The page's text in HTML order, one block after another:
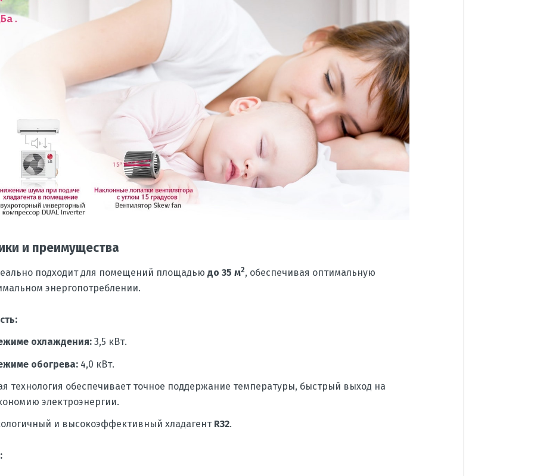
и преимущества
подходит для помещений площадью до 35 м2, обеспечивая оптимальную
энергопотреблении.
охлаждения: 3,5 кВт.
обогрева: 4,0 кВт.
технология обеспечивает точное поддержание температуры, быстрый выход на
электроэнергии.
и высокоэффективный хладагент R32.